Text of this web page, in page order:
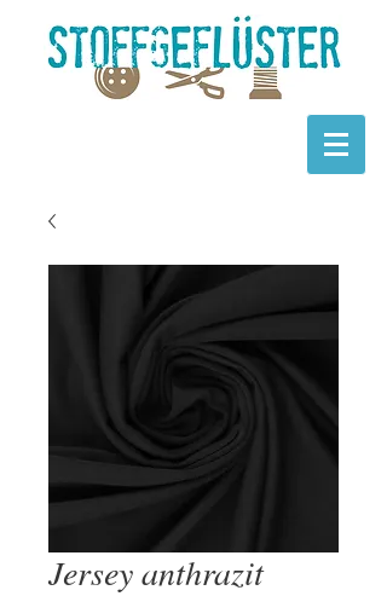
Jersey anthrazit